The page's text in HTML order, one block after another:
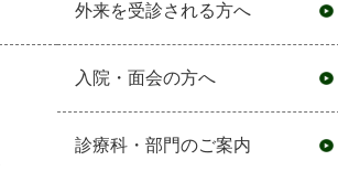
外来を受診される方へ
入院・面会の方へ
診療科・部門のご案内